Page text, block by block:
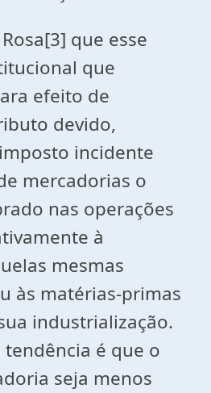
que esse
que
efeito de
devido,
incidente
mercadorias o
nas operações
à
mesmas
às matérias-primas
industrialização.
é que o
seja menos